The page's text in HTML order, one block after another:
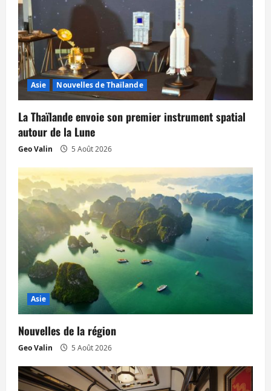
n
d
’
a
r
t
i
c
l
e
Asie Nouvelles de Thaïlande
La Thaïlande envoie son premier instrument spatial
autour de la Lune
Geo Valin 5 Août 2026
Asie
Nouvelles de la région
Geo Valin 5 Août 2026